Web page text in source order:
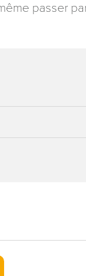
passer
recueillies à partir de
vous pouvez exercer